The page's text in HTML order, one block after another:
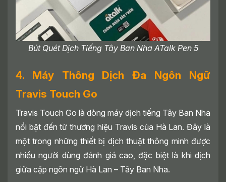
Bút Quét Dịch Tiếng Tây Ban Nha ATalk Pen 5
4. Máy Thông Dịch Đa Ngôn Ngữ
Travis Touch Go
Travis Touch Go là dòng máy dịch tiếng Tây Ban Nha
nổi bật đến từ thương hiệu Travis của Hà Lan. Đây là
một trong những thiết bị dịch thuật thông minh được
nhiều người dùng đánh giá cao, đặc biệt là khi dịch
giữa cặp ngôn ngữ Hà Lan – Tây Ban Nha.